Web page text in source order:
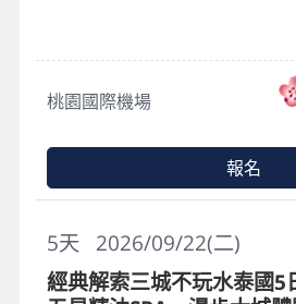
桃園國際機場
報名
2026/09/22(二)
5天
經典解索三城不玩水泰國5